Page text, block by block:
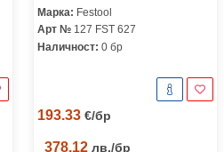
Марка: Festool
Арт № 127 FST 627
Наличност: 0 бр
193.33 €/бр
378.12 лв./бр